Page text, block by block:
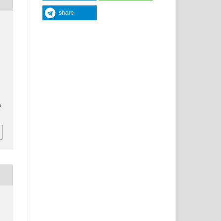
share